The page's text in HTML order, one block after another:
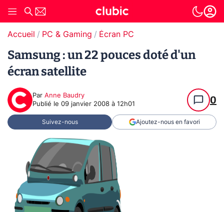
Accueil PC & Gaming Écran PC
Samsung : un 22 pouces doté d'un
écran satellite
Par Anne Baudry
Publié le 09 janvier 2008 à 12h01 0
Suivez-nous Ajoutez-nous en favori